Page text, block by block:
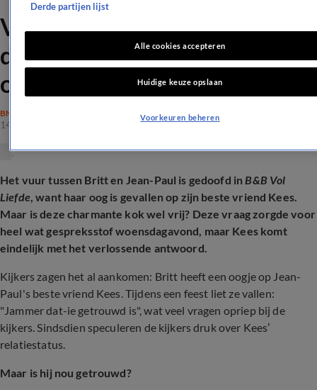
Vriend van B&B Vol Liefde-
deelnemer Jean-Paul onthult
of hij écht getrouwd is
BN'ERS
14 aug 2025, 22:08
Het vuur tussen Britt en Jean-Paul is gedoofd inB&B Vol
Liefde, want haar oog is gevallen op zijn beste vriend Kees.
Maar is deze charmante kok wel vrij? Deze vraag zorgde voor
heel wat gespreksstof woensdagavond, maar Kees komt
eindelijk met het verlossende antwoord.
Kijkers zagen het al aankomen: Britt heeft een oogje op Jean-
Paul's beste vriend Kees. Tijdens een feest liet ze vallen:
"Jammer dat-ie getrouwd is", wat veel vragen opriep bij de
kijkers. Sindsdien speculeren de kijkers druk over Kees’
relatiestatus.
Maar is hij nou getrouwd?
Derde partijen lijst
Alle cookies accepteren
Huidige keuze opslaan
Voorkeuren beheren